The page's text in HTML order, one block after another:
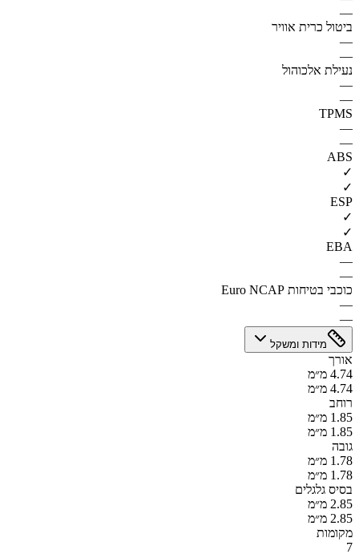
—
ביטול כרית אוויר
—
—
נעילת אלכוהול
—
—
TPMS
—
—
ABS
✓
✓
ESP
✓
✓
EBA
—
—
כוכבי בטיחות Euro NCAP
—
—
מידות ומשקל
אורך
4.74 מ״מ
4.74 מ״מ
רוחב
1.85 מ״מ
1.85 מ״מ
גובה
1.78 מ״מ
1.78 מ״מ
בסיס גלגלים
2.85 מ״מ
2.85 מ״מ
מקומות
7